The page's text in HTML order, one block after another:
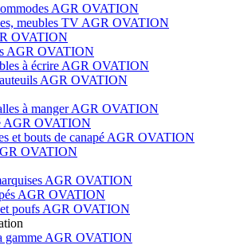
AGR OVATION
meubles TV AGR OVATION
OVATION
AGR OVATION
à écrire AGR OVATION
AGR OVATION
à manger AGR OVATION
AGR OVATION
et bouts de canapé AGR OVATION
OVATION
AGR OVATION
AGR OVATION
poufs AGR OVATION
gamme AGR OVATION